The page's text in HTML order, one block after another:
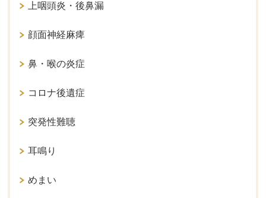
上咽頭炎・後鼻漏
顔面神経麻痺
鼻・喉の炎症
コロナ後遺症
突発性難聴
耳鳴り
めまい